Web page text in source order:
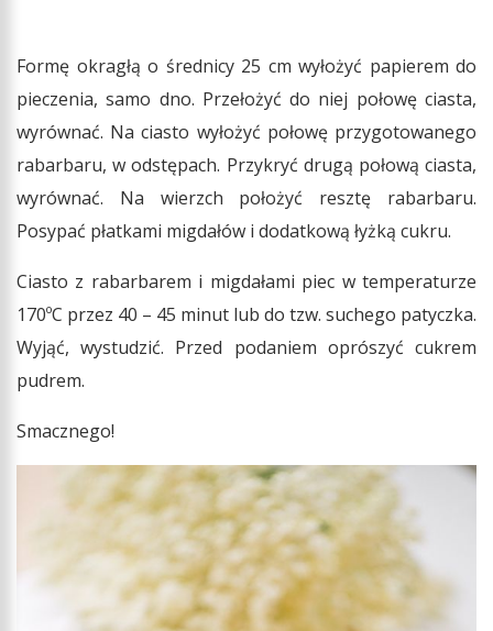
Formę okragłą o średnicy 25 cm wyłożyć papierem do
pieczenia, samo dno. Przełożyć do niej połowę ciasta,
wyrównać. Na ciasto wyłożyć połowę przygotowanego
rabarbaru, w odstępach. Przykryć drugą połową ciasta,
wyrównać. Na wierzch położyć resztę rabarbaru.
Posypać płatkami migdałów i dodatkową łyżką cukru.
Ciasto z rabarbarem i migdałami piec w temperaturze
170ºC przez 40 – 45 minut lub do tzw. suchego patyczka.
Wyjąć, wystudzić. Przed podaniem oprószyć cukrem
pudrem.
Smacznego!